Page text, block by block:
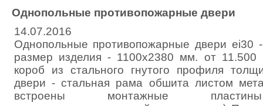
Однопольные противопожарные двери
14.07.2016
Однопольные противопожарные двери ei30
размер изделия - 1100х2380 мм. от
короб из стального гнутого профиля
двери - стальная рама обшита листом
встроены монтажные пластины